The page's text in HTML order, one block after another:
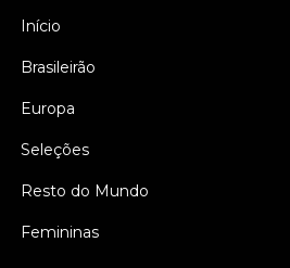
Início
Brasileirão
Europa
Seleções
Resto do Mundo
Femininas